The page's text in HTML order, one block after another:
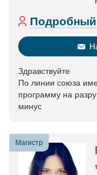
Здравствуйте
По линии союза
программу на
минус
Магистр